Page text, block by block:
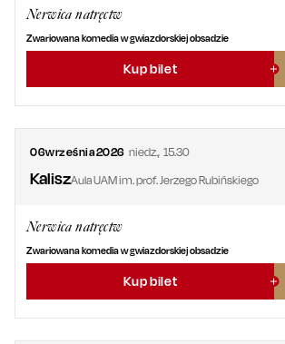
Nerwica natręctw
Zwariowana komedia w gwiazdorskiej obsadzie
Kup bilet
06września2026 niedz., 15.30
KaliszAula UAM im. prof. Jerzego Rubińskiego
Nerwica natręctw
Zwariowana komedia w gwiazdorskiej obsadzie
Kup bilet